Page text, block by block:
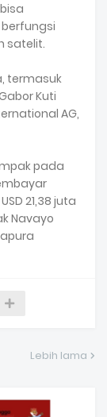
satelit.
termasuk
Kuti
AG,
pada
21,38 juta
Navayo
Lebih lama